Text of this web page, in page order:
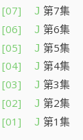
[07] J 第7集
[06] J 第6集
[05] J 第5集
[04] J 第4集
[03] J 第3集
[02] J 第2集
[01] J 第1集